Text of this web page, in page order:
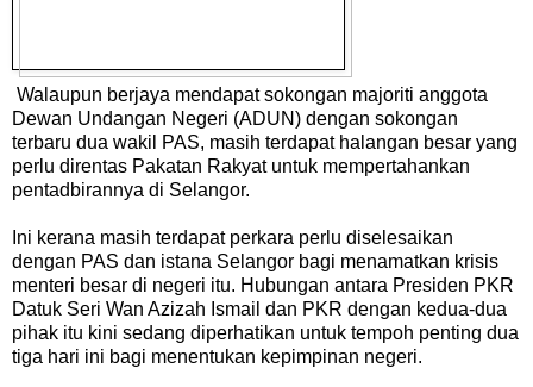
Walaupun berjaya mendapat sokongan majoriti anggota
Dewan Undangan Negeri (ADUN) dengan sokongan
terbaru dua wakil PAS, masih terdapat halangan besar yang
perlu direntas Pakatan Rakyat untuk mempertahankan
pentadbirannya di Selangor.
Ini kerana masih terdapat perkara perlu diselesaikan
dengan PAS dan istana Selangor bagi menamatkan krisis
menteri besar di negeri itu. Hubungan antara Presiden PKR
Datuk Seri Wan Azizah Ismail dan PKR dengan kedua-dua
pihak itu kini sedang diperhatikan untuk tempoh penting dua
tiga hari ini bagi menentukan kepimpinan negeri.